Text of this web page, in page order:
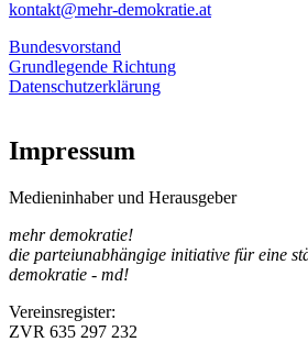
kontakt@mehr-demokratie.at
Bundesvorstand
Grundlegende Richtung
Datenschutzerklärung
Impressum
Medieninhaber und Herausgeber
mehr demokratie!
die parteiunabhängige initiative für eine
demokratie - md!
Vereinsregister:
ZVR 635 297 232